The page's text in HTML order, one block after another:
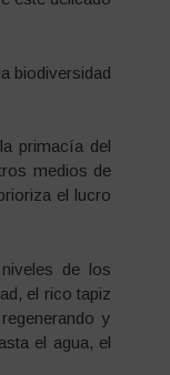
biodiversidad
primacía del
medios de
el lucro
de los
el rico tapiz
y
el agua, el